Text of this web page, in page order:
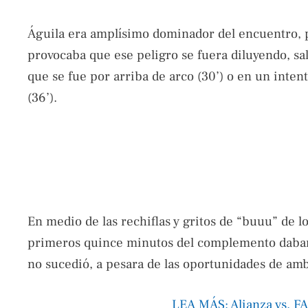
Águila era amplísimo dominador del encuentro,
provocaba que ese peligro se fuera diluyendo,
que se fue por arriba de arco (30’) o en un
(36’).
En medio de las rechiflas y gritos de “buuu” de
primeros quince minutos del complemento
no sucedió, a pesara de las oportunidades de